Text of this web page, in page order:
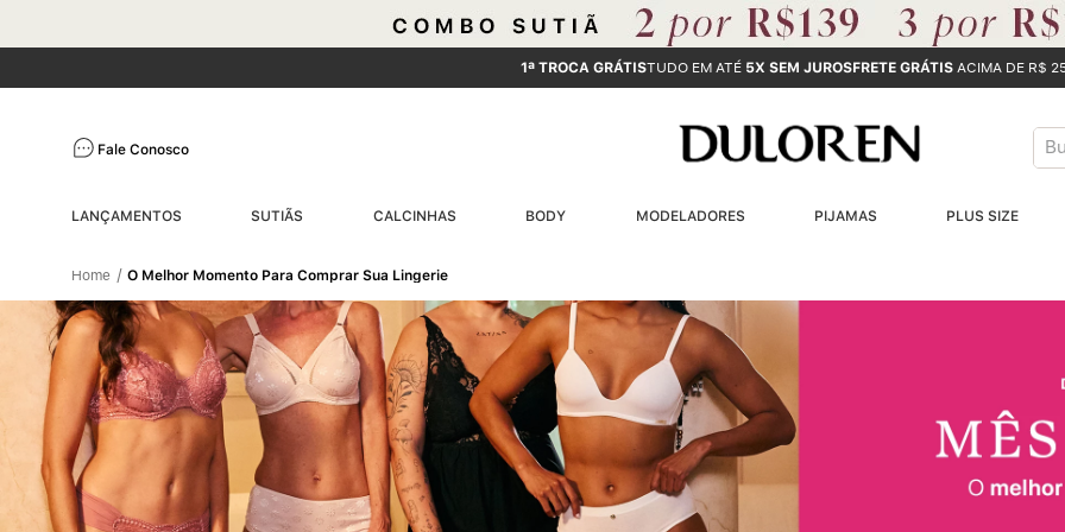
1ª TROCA GRÁTISTUDO EM ATÉ 5X SEM JUROSFRETE GRÁTIS ACIMA DE R$
Fale Conosco
LANÇAMENTOS SUTIÃS CALCINHAS BODY MODELADORES PIJAMAS PLUS SIZE
O Melhor Momento Para Comprar Sua Lingerie
4